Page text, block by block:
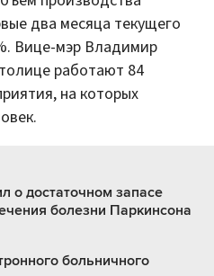
два месяца текущего
Вице-мэр Владимир
работают 84
на которых
о достаточном запасе
болезни Паркинсона
больничного